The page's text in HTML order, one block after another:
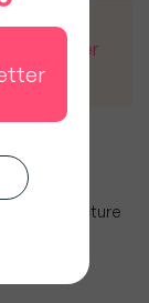
à rester
où la facture